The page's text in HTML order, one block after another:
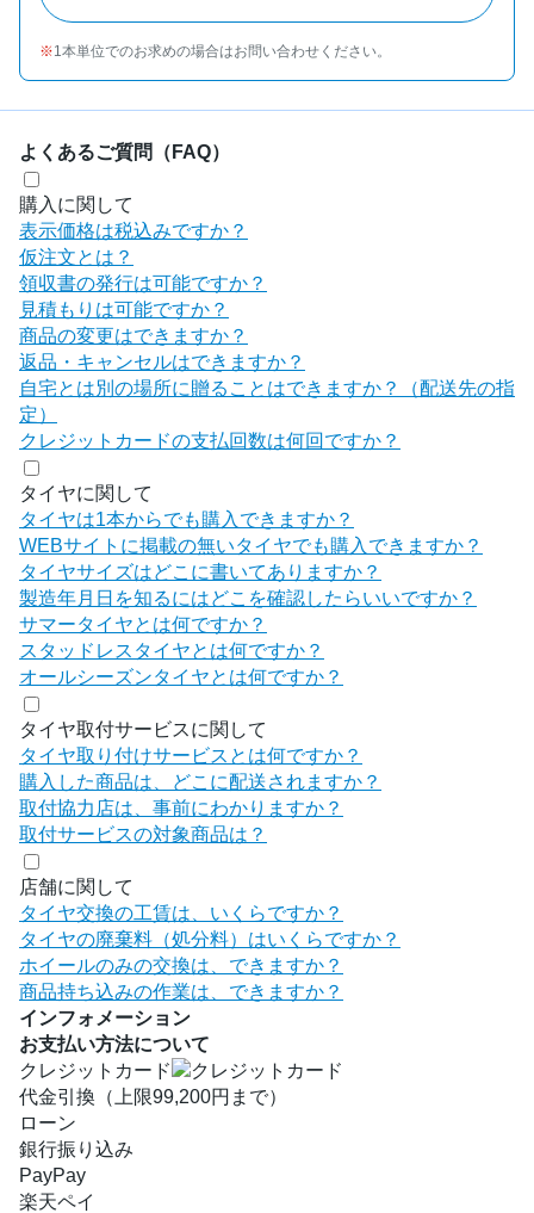
1本単位でのお求めの場合はお問い合わせください。
よくあるご質問（FAQ）
購入に関して
表示価格は税込みですか？
仮注文とは？
領収書の発行は可能ですか？
見積もりは可能ですか？
商品の変更はできますか？
返品・キャンセルはできますか？
自宅とは別の場所に贈ることはできますか？（配送先の指
定）
クレジットカードの支払回数は何回ですか？
タイヤに関して
タイヤは1本からでも購入できますか？
WEBサイトに掲載の無いタイヤでも購入できますか？
タイヤサイズはどこに書いてありますか？
製造年月日を知るにはどこを確認したらいいですか？
サマータイヤとは何ですか？
スタッドレスタイヤとは何ですか？
オールシーズンタイヤとは何ですか？
タイヤ取付サービスに関して
タイヤ取り付けサービスとは何ですか？
購入した商品は、どこに配送されますか？
取付協力店は、事前にわかりますか？
取付サービスの対象商品は？
店舗に関して
タイヤ交換の工賃は、いくらですか？
タイヤの廃棄料（処分料）はいくらですか？
ホイールのみの交換は、できますか？
商品持ち込みの作業は、できますか？
インフォメーション
お支払い方法について
クレジットカード
代金引換（上限99,200円まで）
ローン
銀行振り込み
PayPay
楽天ペイ